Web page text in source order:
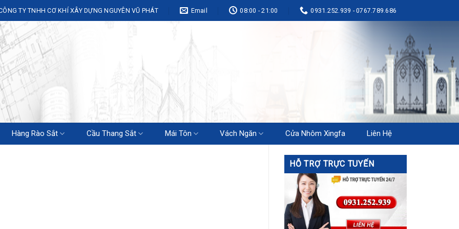
TY TNHH CƠ KHÍ XÂY DỰNG NGUYÊN VŨ PHÁT Email 08:00 - 21:00 0931.252.939 - 0767.789.686
Hàng Rào Sắt Cầu Thang Sắt Mái Tôn Vách Ngăn Cửa Nhôm Xingfa Liên Hệ
HỖ TRỢ TRỰC TUYẾN